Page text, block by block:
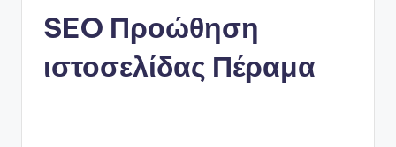
SEO Προώθηση
ιστοσελίδας Πέραμα